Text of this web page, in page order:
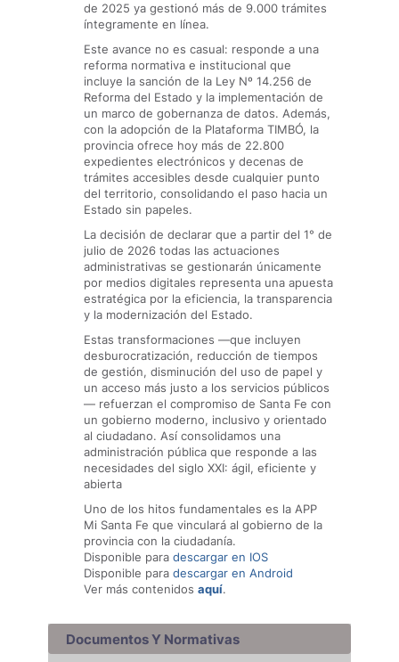
de 2025 ya gestionó más de 9.000 trámites
íntegramente en línea.
Este avance no es casual: responde a una
reforma normativa e institucional que
incluye la sanción de la Ley Nº 14.256 de
Reforma del Estado y la implementación de
un marco de gobernanza de datos. Además,
con la adopción de la Plataforma TIMBÓ, la
provincia ofrece hoy más de 22.800
expedientes electrónicos y decenas de
trámites accesibles desde cualquier punto
del territorio, consolidando el paso hacia un
Estado sin papeles.
La decisión de declarar que a partir del 1° de
julio de 2026 todas las actuaciones
administrativas se gestionarán únicamente
por medios digitales representa una apuesta
estratégica por la eficiencia, la transparencia
y la modernización del Estado.
Estas transformaciones —que incluyen
desburocratización, reducción de tiempos
de gestión, disminución del uso de papel y
un acceso más justo a los servicios públicos
— refuerzan el compromiso de Santa Fe con
un gobierno moderno, inclusivo y orientado
al ciudadano. Así consolidamos una
administración pública que responde a las
necesidades del siglo XXI: ágil, eficiente y
abierta
Uno de los hitos fundamentales es la APP
Mi Santa Fe que vinculará al gobierno de la
provincia con la ciudadanía.
Disponible para descargar en IOS
Disponible para descargar en Android
Ver más contenidos aquí.
Documentos Y Normativas